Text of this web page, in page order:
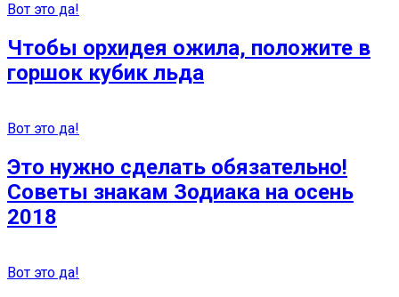
Вот это да!
Чтобы орхидея ожила, положите в
горшок кубик льда
Вот это да!
Это нужно сделать обязательно!
Советы знакам Зодиака на осень
2018
Вот это да!